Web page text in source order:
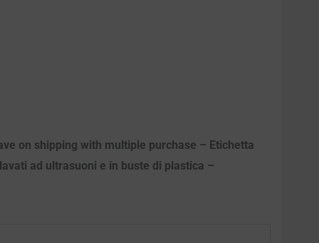
on shipping with multiple purchase – Etichetta
ad ultrasuoni e in buste di plastica –